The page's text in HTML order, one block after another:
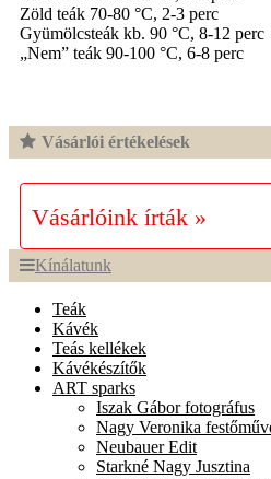
Zöld teák 70-80 °C, 2-3 perc
Gyümölcsteák kb. 90 °C, 8-12 perc
„Nem” teák 90-100 °C, 6-8 perc
Vásárlói értékelések
Vásárlóink írták »
Kínálatunk
Teák
Kávék
Teás kellékek
Kávékészítők
ART sparks
Iszak Gábor fotográfus
Nagy Veronika
Neubauer Edit
Starkné Nagy Jusztina